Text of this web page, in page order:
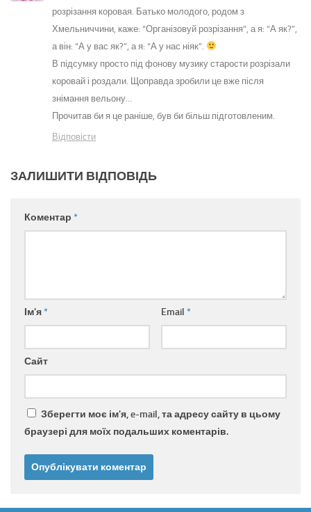
розрізання коровая. Батько молодого, родом з
Хмельниччини, каже: “Організовуй розрізання”, а я: “А як?”,
а він: “А у вас як?”, а я: “А у нас ніяк”.
В підсумку просто під фонову музику старости розрізали
коровай і роздали. Щоправда зробили це вже після
знімання вельону…
Прочитав би я це раніше, був би більш підготовленим.
Відповіcти
ЗАЛИШИТИ ВІДПОВІДЬ
Коментар *
Ім'я* Email *
Сайт
Зберегти моє ім'я, e-mail, та адресу сайту в цьому
браузері для моїх подальших коментарів.